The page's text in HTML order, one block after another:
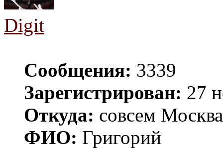
Digit
Сообщения: 3339
Зарегистрирован: 27
Откуда: совсем Москва
ФИО: Григорий